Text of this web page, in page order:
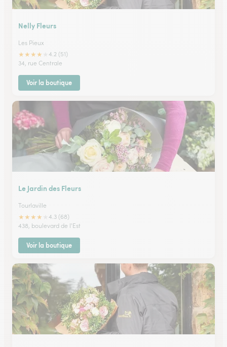
Nelly Fleurs
Les Pieux
★★★★
4.2 (51)
34, rue Centrale
Voir la boutique
Le Jardin des Fleurs
Tourlaville
★★★★
4.3 (68)
438, boulevard de l'Est
Voir la boutique